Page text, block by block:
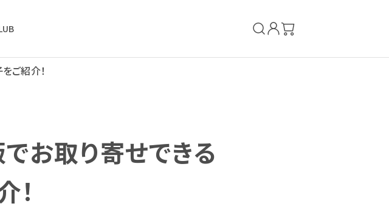
ご紹介！
お取り寄せできる